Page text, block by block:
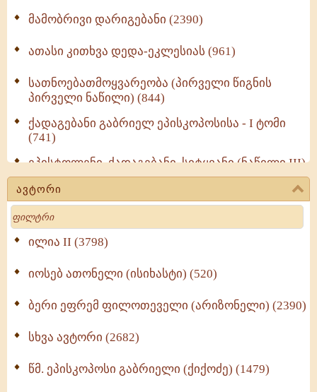
მამობრივი დარიგებანი (2390)
ათასი კითხვა დედა-ეკლესიას (961)
სათნოებათმოყვარეობა (პირველი წიგნის
პირველი ნაწილი) (844)
ქადაგებანი გაბრიელ ეპისკოპოსისა - I ტომი
(741)
ეპისტოლენი, ქადაგებანი, სიტყვანი (ნაწილი III)
(723)
მოძღვრის ძალზე სასარგებლო რჩევები
მრევლისათვის (545)
Wisdomge (514)
ქადაგებანი გაბრიელ ეპისკოპოსისა - II ტომი
სულიერი ცხოვრების სახელმძღვანელო -
ნაწილი II (369)
ავტორი
Search
ილია II (3798)
იოსებ ათონელი (ისიხასტი) (520)
ბერი ეფრემ ფილოთეველი (არიზონელი) (2390)
სხვა ავტორი (2682)
წმ. ეპისკოპოსი გაბრიელი (ქიქოძე) (1479)